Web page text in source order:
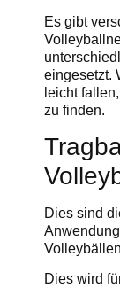
Es gibt
eingesetzt.
leicht
zu finden.
Dies sind
Dies wird